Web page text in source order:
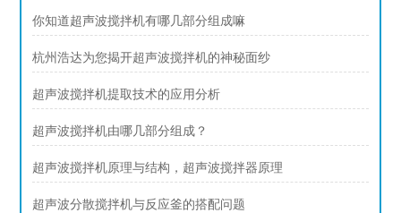
你知道超声波搅拌机有哪几部分组成嘛
杭州浩达为您揭开超声波搅拌机的神秘面纱
超声波搅拌机提取技术的应用分析
超声波搅拌机由哪几部分组成？
超声波搅拌机原理与结构，超声波搅拌器原理
超声波分散搅拌机与反应釜的搭配问题